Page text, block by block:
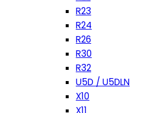
R23
R24
R26
R30
R32
U5D / U5DLN
X10